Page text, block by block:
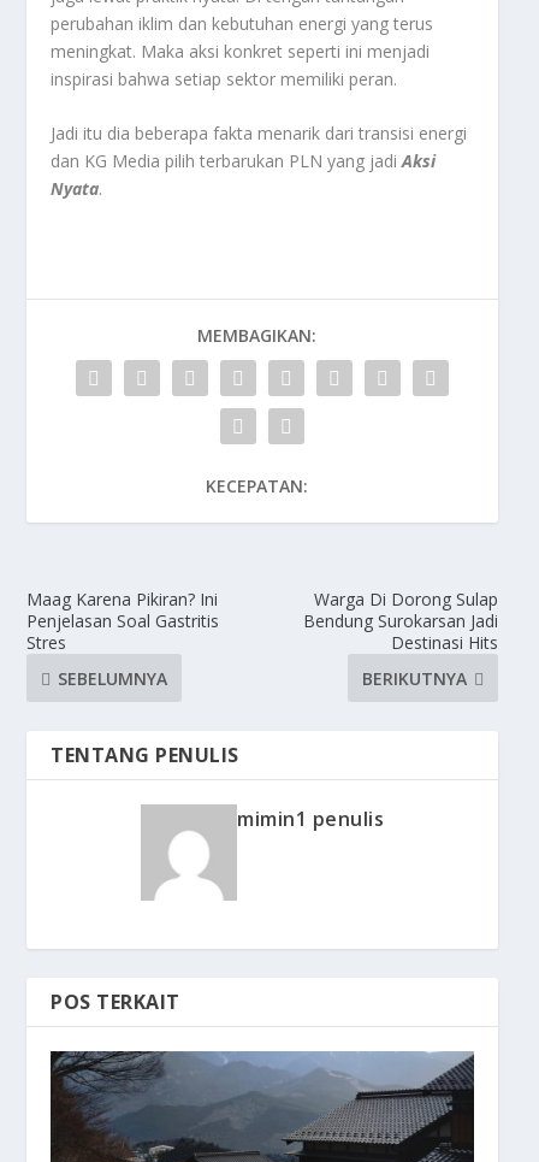
perubahan iklim dan kebutuhan energi yang terus
meningkat. Maka aksi konkret seperti ini menjadi
inspirasi bahwa setiap sektor memiliki peran.
Jadi itu dia beberapa fakta menarik dari transisi energi
dan KG Media pilih terbarukan PLN yang jadiAksi
Nyata.
MEMBAGIKAN:
KECEPATAN:
Maag Karena Pikiran? Ini
Penjelasan Soal Gastritis
Stres
SEBELUMNYA
Warga Di Dorong Sulap
Bendung Surokarsan Jadi
Destinasi Hits
BERIKUTNYA
TENTANG PENULIS
mimin1 penulis
POS TERKAIT